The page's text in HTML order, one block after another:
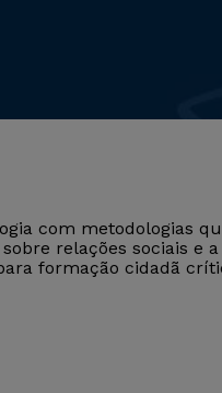
com metodologias
relações sociais e
formação cidadã